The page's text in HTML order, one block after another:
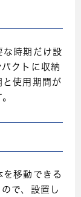
な時期だけ設
クトに収納
使用期間が
を移動できる
で、設置し